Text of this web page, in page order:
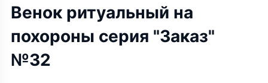
Венок ритуальный на
похороны серия "Заказ"
№32